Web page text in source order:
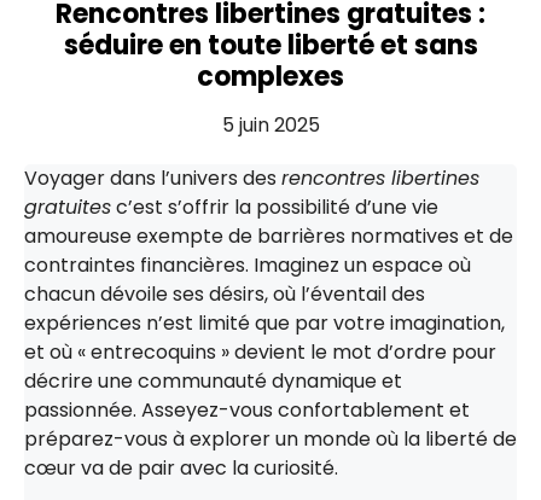
Rencontres libertines gratuites :
séduire en toute liberté et sans
complexes
5 juin 2025
Voyager dans l’univers des rencontres libertines
gratuitesc’est s’offrir la possibilité d’une vie
amoureuse exempte de barrières normatives et de
contraintes financières. Imaginez un espace où
chacun dévoile ses désirs, où l’éventail des
expériences n’est limité que par votre imagination,
et où « entrecoquins » devient le mot d’ordre pour
décrire une communauté dynamique et
passionnée. Asseyez-vous confortablement et
préparez-vous à explorer un monde où la liberté de
cœur va de pair avec la curiosité.